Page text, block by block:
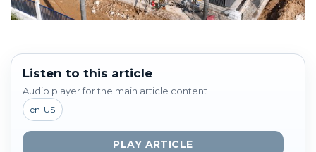
Listen to this article
Audio player for the main article content
en-US
PLAY ARTICLE